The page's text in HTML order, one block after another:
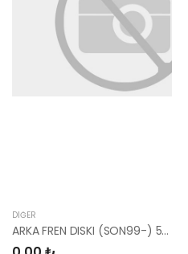
DIĞER
ARKA FREN DISKI (SON99-) 58411-38310-